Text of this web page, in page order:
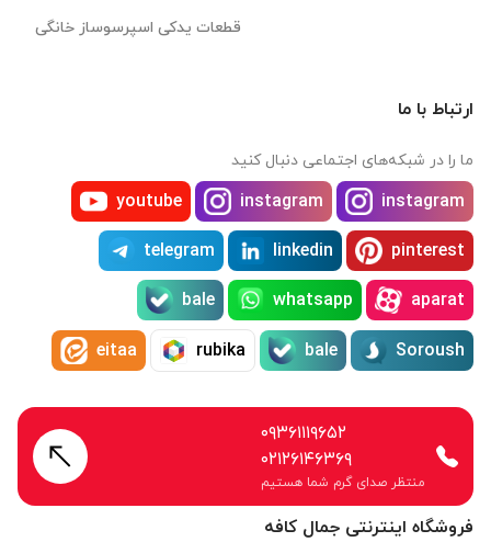
فروشگاه اینترنتی جمال کافه
قطعات یدکی اسپرسوساز خانگی
ارتباط با ما
ما را در شبکه‌های اجتماعی دنبال کنید
instagram
instagram
youtube
pinterest
linkedin
telegram
aparat
whatsapp
bale
Soroush
bale
rubika
eitaa
۰۹۳۶۱۱۱۹۶۵۲
۰۲۱۲۶۱۴۶۳۶۹
منتظر صدای گرم شما هستیم